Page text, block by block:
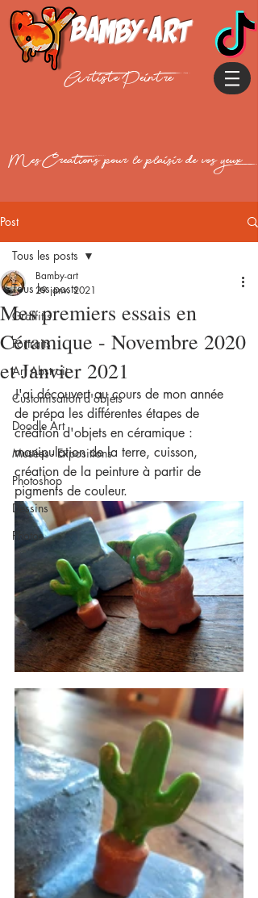
Bamby-art
Artiste Peintre
Mes Creations pour le plaisir de vos yeux
Post
Tous les posts
Graffitis
Portraits
Art Abstrait
Customisation d'objets
Doodle Art
Musées - Expositions
Photoshop
Dessins
Photos
Tous les posts
Mes premiers essais en
Céramique - Novembre 2020
et Janvier 2021
Bamby-art
29 janv. 2021
J'ai découvert au cours de mon année
de prépa les différentes étapes de
création d'objets en céramique :
manipulation de la terre, cuisson,
création de la peinture à partir de
pigments de couleur.